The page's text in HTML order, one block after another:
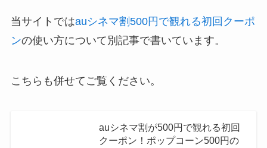
当サイトではauシネマ割500円で観れる初回クーポ
ンの使い方について別記事で書いています。
こちらも併せてご覧ください。
auシネマ割が500円で観れる初回
クーポン！ポップコーン500円の